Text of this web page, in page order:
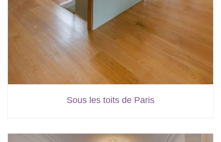
Sous les toits de Paris